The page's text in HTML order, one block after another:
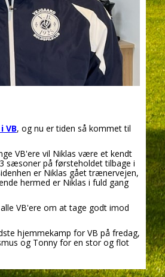
VB, og nu er tiden så kommet til
VB'ere vil Niklas være et kendt
sæsoner på førsteholdet tilbage i
er Niklas gået trænervejen,
hermed er Niklas i fuld gang
VB'ere om at tage godt imod
hjemmekamp for VB på fredag,
og Tonny for en stor og flot